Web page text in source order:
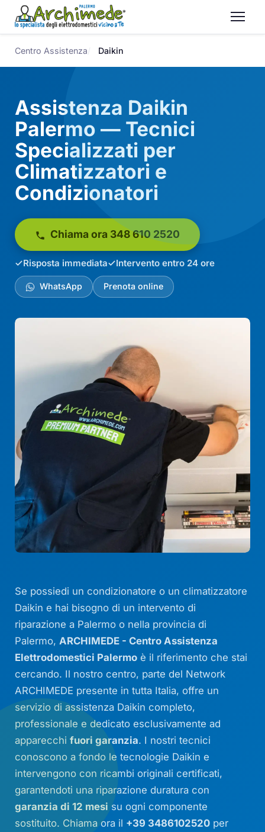
Centro Assistenza Daikin
Assistenza Daikin
Palermo — Tecnici
Specializzati per
Climatizzatori e
Condizionatori
Chiama ora 348 610 2520
Risposta immediata Intervento entro 24 ore
WhatsApp Prenota online
Se possiedi un condizionatore o un climatizzatore
Daikin e hai bisogno di un intervento di
riparazione a Palermo o nella provincia di
Palermo, ARCHIMEDE - Centro Assistenza
Elettrodomestici Palermo è il riferimento che stai
cercando. Il nostro centro, parte del Network
ARCHIMEDE presente in tutta Italia, offre un
servizio di assistenza Daikin completo,
professionale e dedicato esclusivamente ad
apparecchifuori garanzia. I nostri tecnici
conoscono a fondo le tecnologie Daikin e
intervengono con ricambi originali certificati,
garantendoti una riparazione duratura con
garanzia di 12 mesi su ogni componente
sostituito. Chiama ora il +39 3486102520 per